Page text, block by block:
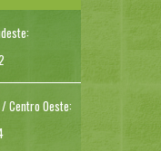
Centro Oeste: